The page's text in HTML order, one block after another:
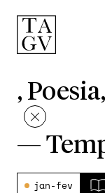
,
—
jan-fev